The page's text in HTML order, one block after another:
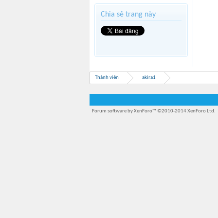
Chia sẻ trang này
Thành viên akira1
Forum software by XenForo™ ©2010-2014 XenForo Ltd.